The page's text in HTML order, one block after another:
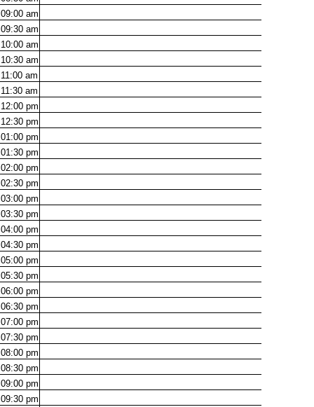
09:00 am
09:30 am
10:00 am
10:30 am
11:00 am
11:30 am
12:00 pm
12:30 pm
01:00 pm
01:30 pm
02:00 pm
02:30 pm
03:00 pm
03:30 pm
04:00 pm
04:30 pm
05:00 pm
05:30 pm
06:00 pm
06:30 pm
07:00 pm
07:30 pm
08:00 pm
08:30 pm
09:00 pm
09:30 pm